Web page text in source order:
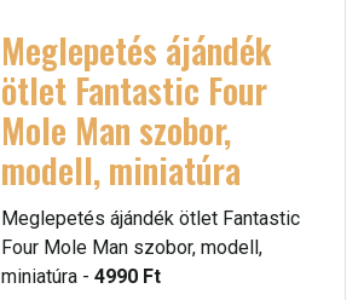
Meglepetés ájándék
ötlet Fantastic Four
Mole Man szobor,
modell, miniatúra
Meglepetés ájándék ötlet Fantastic
Four Mole Man szobor, modell,
miniatúra - 4990 Ft